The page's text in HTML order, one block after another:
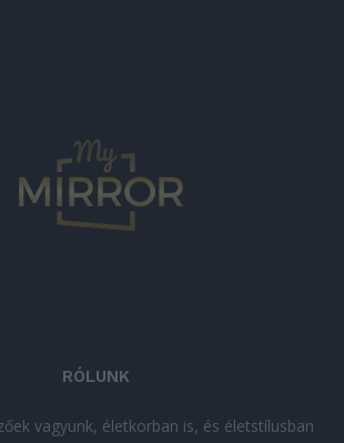
RÓLUNK
vagyunk, életkorban is, és életstílusban